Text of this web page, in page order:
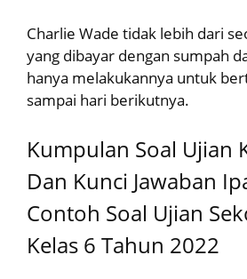
Charlie Wade tidak lebih dari
yang dibayar dengan sumpah
hanya melakukannya untuk
sampai hari berikutnya.
Kumpulan Soal Ujian
Dan Kunci Jawaban
Contoh Soal Ujian
Kelas 6 Tahun 2022